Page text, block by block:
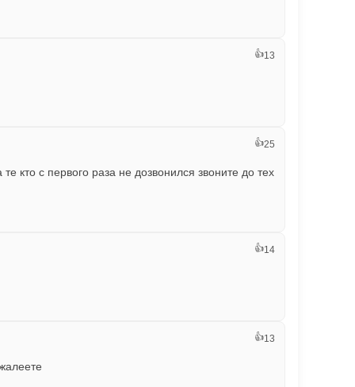
👍13
👍25
кто с первого раза не дозвонился звоните до тех
👍14
👍13